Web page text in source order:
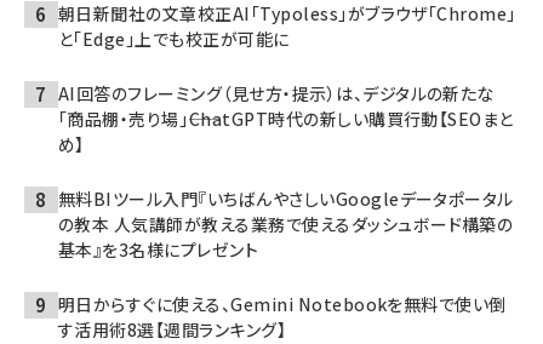
朝日新聞社の文章校正AI「Typoless」がブラウザ「Chrome」
と「Edge」上でも校正が可能に
AI回答のフレーミング（見せ方・提示）は、デジタルの新たな
「商品棚・売り場」――ChatGPT時代の新しい購買行動【SEOまと
め】
無料BIツール入門『いちばんやさしいGoogleデータポータル
の教本 人気講師が教える業務で使えるダッシュボード構築の
基本』を3名様にプレゼント
明日からすぐに使える、Gemini Notebookを無料で使い倒
す活用術8選【週間ランキング】